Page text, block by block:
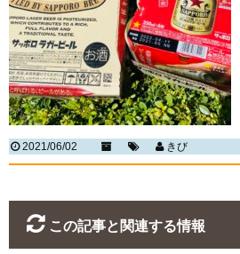
2021/06/02 きび
この記事と関連する情報